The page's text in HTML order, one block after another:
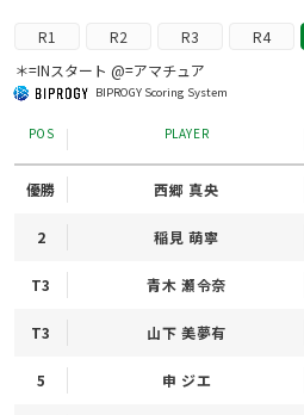
R1 R2 R3 R4
BIPROGY Scoring System
＊=INスタート @=アマチュア
POS PLAYER
優勝 西郷 真央
2 稲見 萌寧
T3 青木 瀬令奈
T3 山下 美夢有
5 申 ジエ